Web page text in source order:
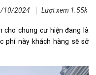
10/2024 Lượt xem 1.55k
cho chung cư hiện đang là
phí này khách hàng sẽ sở